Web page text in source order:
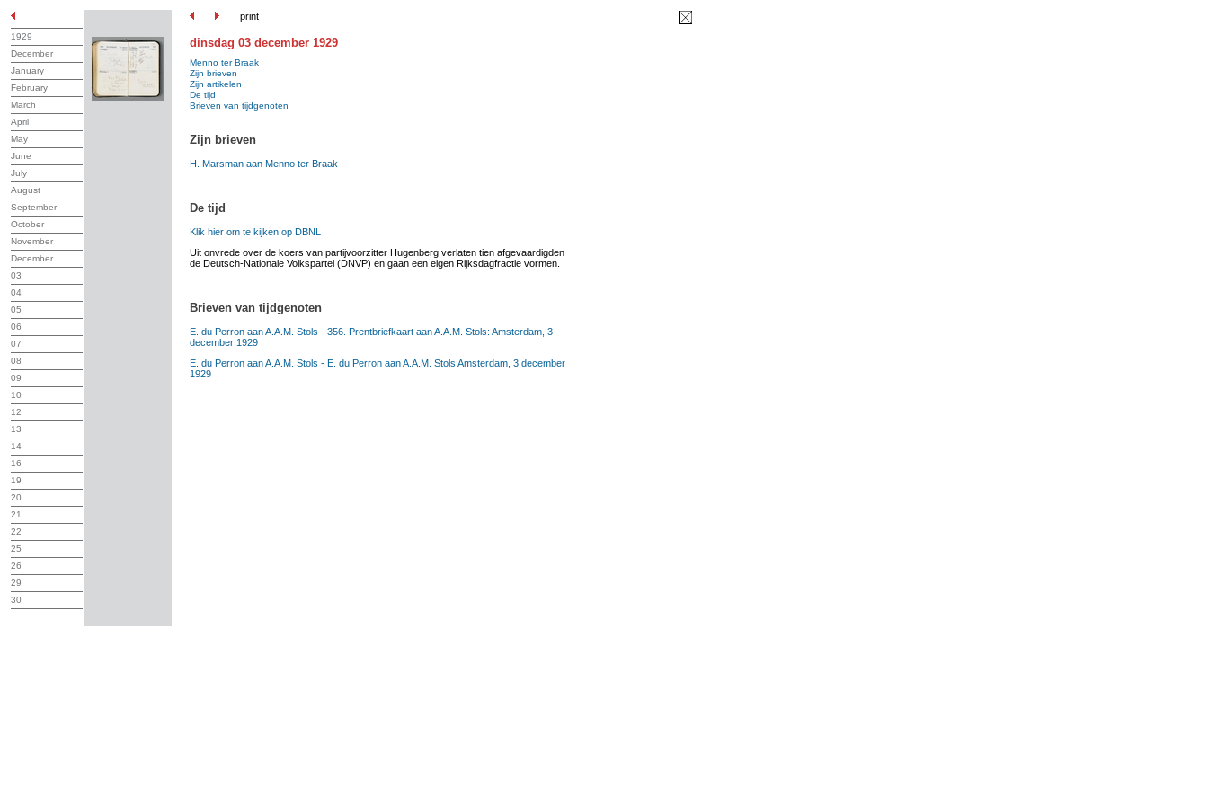
print
1929
December
January
February
March
April
May
June
July
August
September
October
November
December
03
04
05
06
07
08
09
10
12
13
14
16
19
20
21
22
25
26
29
30
dinsdag 03 december 1929
Menno ter Braak
Zijn brieven
Zijn artikelen
De tijd
Brieven van tijdgenoten
Zijn brieven
H. Marsman aan Menno ter Braak
De tijd
Klik hier om te kijken op DBNL
Uit onvrede over de koers van partijvoorzitter Hugenberg verlaten tien afgevaardigden
de Deutsch-Nationale Volkspartei (DNVP) en gaan een eigen Rijksdagfractie vormen.
Brieven van tijdgenoten
E. du Perron aan A.A.M. Stols - 356. Prentbriefkaart aan A.A.M. Stols: Amsterdam, 3
december 1929
E. du Perron aan A.A.M. Stols - E. du Perron aan A.A.M. Stols Amsterdam, 3 december
1929